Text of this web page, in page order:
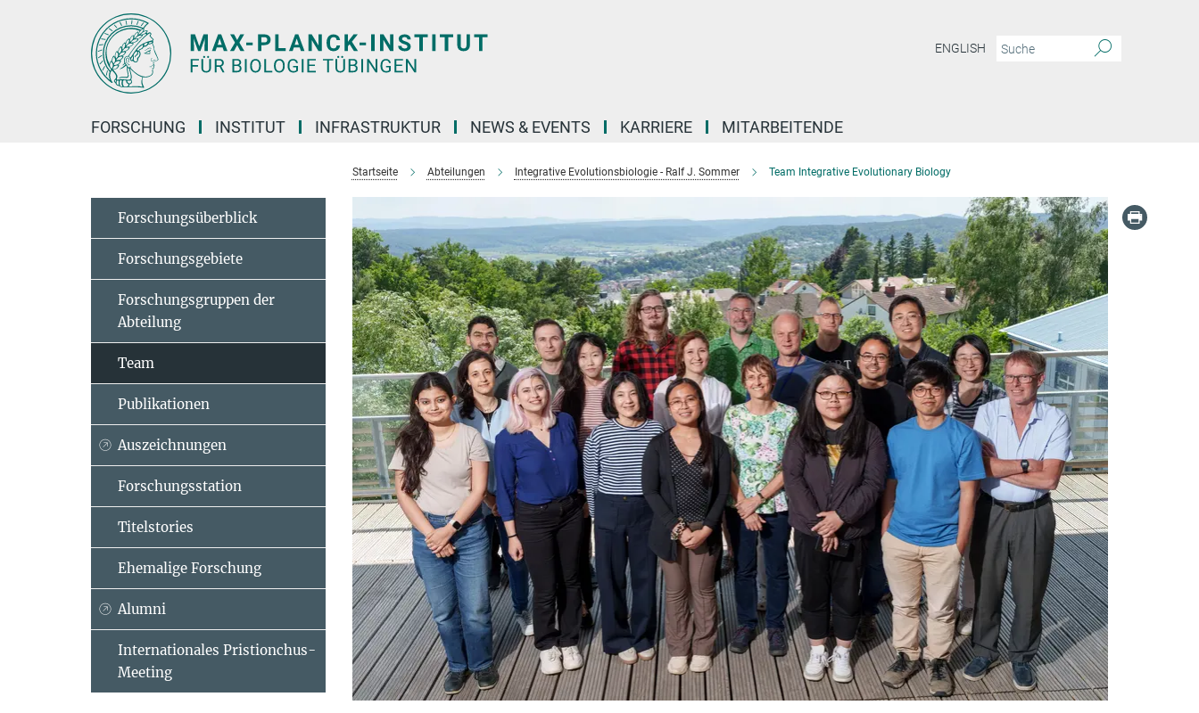
ENGLISH
FORSCHUNG INSTITUT INFRASTRUKTUR NEWS & EVENTS KARRIERE MITARBEITENDE
Startseite Abteilungen Integrative Evolutionsbiologie - Ralf J. Sommer Team Integrative Evolutionary Biology
Forschungsüberblick
Forschungsgebiete
Forschungsgruppen der
Abteilung
Team
Publikationen
Auszeichnungen
Forschungsstation
Titelstories
Ehemalige Forschung
Alumni
Internationales Pristionchus-
Meeting